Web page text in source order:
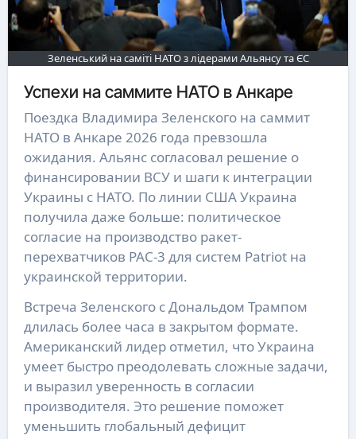
Зеленський на саміті НАТО з лідерами Альянсу та ЄС
Успехи на саммите НАТО в Анкаре
Поездка Владимира Зеленского на саммит
НАТО в Анкаре 2026 года превзошла
ожидания. Альянс согласовал решение о
финансировании ВСУ и шаги к интеграции
Украины с НАТО. По линии США Украина
получила даже больше: политическое
согласие на производство ракет-
перехватчиков PAC-3 для систем Patriot на
украинской территории.
Встреча Зеленского с Дональдом Трампом
длилась более часа в закрытом формате.
Американский лидер отметил, что Украина
умеет быстро преодолевать сложные задачи,
и выразил уверенность в согласии
производителя. Это решение поможет
уменьшить глобальный дефицит